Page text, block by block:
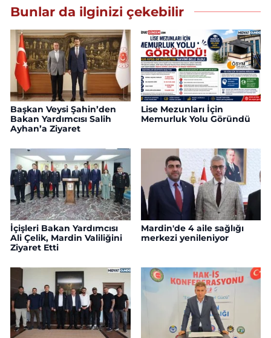
Bunlar da ilginizi çekebilir
Başkan Veysi Şahin’den
Bakan Yardımcısı Salih
Ayhan’a Ziyaret
Lise Mezunları İçin
Memurluk Yolu Göründü
İçişleri Bakan Yardımcısı
Ali Çelik, Mardin Valiliğini
Ziyaret Etti
Mardin'de 4 aile sağlığı
merkezi yenileniyor